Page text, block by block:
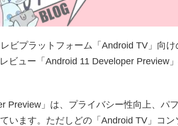
ビプラットフォーム「Android TV」向け
ビュー「Android 11 Developer Preview
Preview」は、プライバシー性向上、パ
います。ただしどの「Android TV」コン